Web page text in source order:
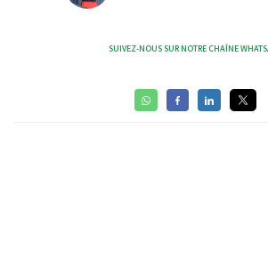
SUIVEZ-NOUS SUR NOTRE CHAÎNE